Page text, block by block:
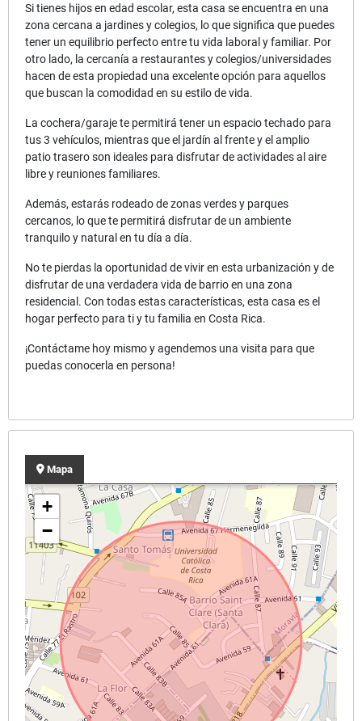
Si tienes hijos en edad escolar, esta casa se encuentra en una
zona cercana a jardines y colegios, lo que significa que puedes
tener un equilibrio perfecto entre tu vida laboral y familiar. Por
otro lado, la cercanía a restaurantes y colegios/universidades
hacen de esta propiedad una excelente opción para aquellos
que buscan la comodidad en su estilo de vida.
La cochera/garaje te permitirá tener un espacio techado para
tus 3 vehículos, mientras que el jardín al frente y el amplio
patio trasero son ideales para disfrutar de actividades al aire
libre y reuniones familiares.
Además, estarás rodeado de zonas verdes y parques
cercanos, lo que te permitirá disfrutar de un ambiente
tranquilo y natural en tu día a día.
No te pierdas la oportunidad de vivir en esta urbanización y de
disfrutar de una verdadera vida de barrio en una zona
residencial. Con todas estas características, esta casa es el
hogar perfecto para ti y tu familia en Costa Rica.
¡Contáctame hoy mismo y agendemos una visita para que
puedas conocerla en persona!
Mapa
+
−